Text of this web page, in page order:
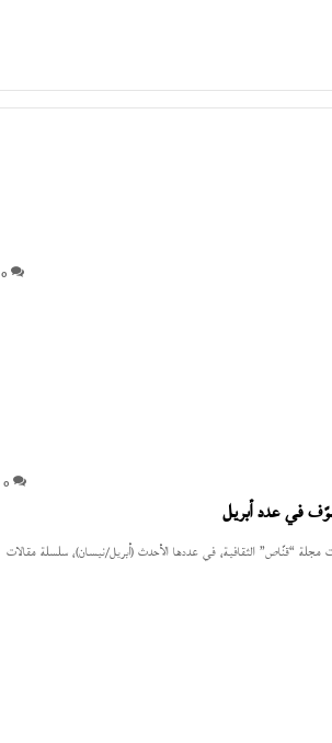
0
0
في عدد أبريل
“قنّاص” الثقافية، في عددها الأحدث (أبريل/نيسان)، سلسلة مقالات